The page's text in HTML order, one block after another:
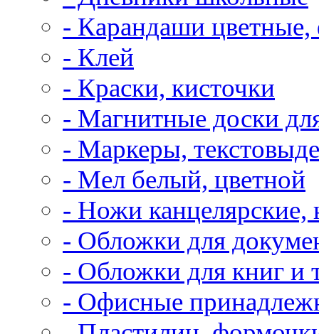
- Карандаши цветные,
- Клей
- Краски, кисточки
- Магнитные доски
- Маркеры,
- Мел белый, цветной
- Ножи
- Обложки для
- Обложки для книг и
- Офисные